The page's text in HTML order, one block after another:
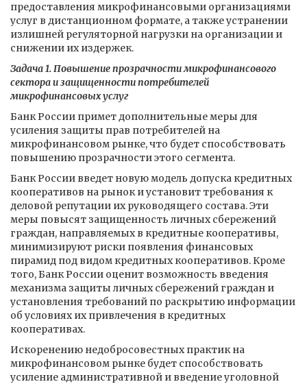
предоставления микрофинансовыми организациями
услуг в дистанционном формате, а также устранении
излишней регуляторной нагрузки на организации и
снижении их издержек.
Задача 1. Повышение прозрачности микрофинансового
сектора и защищенности потребителей
микрофинансовых услуг
Банк России примет дополнительные меры для
усиления защиты прав потребителей на
микрофинансовом рынке, что будет способствовать
повышению прозрачности этого сегмента.
Банк России введет новую модель допуска кредитных
кооперативов на рынок и установит требования к
деловой репутации их руководящего состава. Эти
меры повысят защищенность личных сбережений
граждан, направляемых в кредитные кооперативы,
минимизируют риски появления финансовых
пирамид под видом кредитных кооперативов. Кроме
того, Банк России оценит возможность введения
механизма защиты личных сбережений граждан и
установления требований по раскрытию информации
об условиях их привлечения в кредитных
кооперативах.
Искоренению недобросовестных практик на
микрофинансовом рынке будет способствовать
усиление административной и введение уголовной